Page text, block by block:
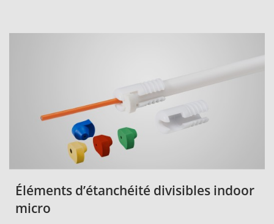
Éléments d’étanchéité divisibles indoor
micro